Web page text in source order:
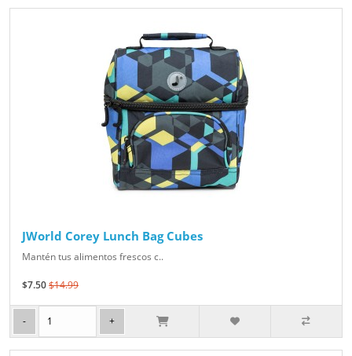
JWorld Corey Lunch Bag Cubes
Mantén tus alimentos frescos c..
$7.50$14.99